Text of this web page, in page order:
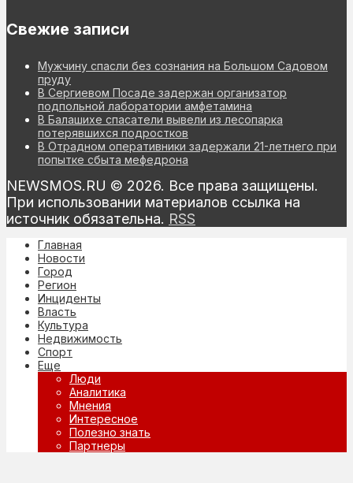
Свежие записи
Мужчину спасли без сознания на Большом Садовом
пруду
В Сергиевом Посаде задержан организатор
подпольной лаборатории амфетамина
В Балашихе спасатели вывели из лесопарка
потерявшихся подростков
В Отрадном оперативники задержали 21-летнего при
попытке сбыта мефедрона
NEWSMOS.RU © 2026. Все права защищены.
При использовании материалов ссылка на
источник обязательна. RSS
Главная
Новости
Город
Регион
Инциденты
Власть
Культура
Недвижимость
Спорт
Еще
Люди
Аналитика
Мнения
Интересное
Полезно знать
Партнеры